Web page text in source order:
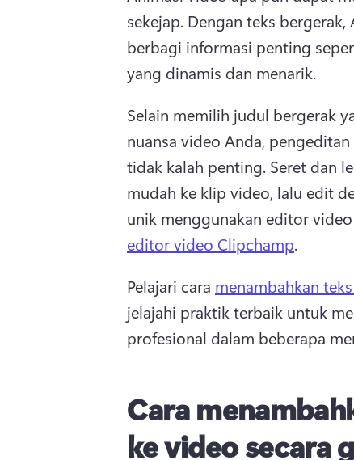
sekejap. Dengan teks
berbagi informasi penting
yang dinamis dan menarik.
Selain memilih judul bergerak
nuansa video Anda,
tidak kalah penting. Seret dan
mudah ke klip video, lalu edit
unik menggunakan editor
editor video Clipchamp.
Pelajari cara menambahkan
jelajahi praktik terbaik untuk
profesional dalam beberapa
Cara
ke video secara